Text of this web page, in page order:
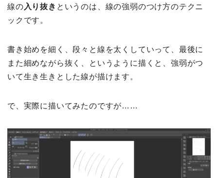
線の 入り抜き というのは、線の強弱のつけ方のテクニ
ックです。
書き始めを細く、段々と線を太くしていって、最後に
また細めながら抜く、というように描くと、強弱がつ
いて生き生きとした線が描けます。
で、実際に描いてみたのですが……